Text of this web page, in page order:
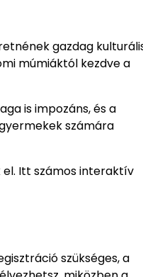
gazdag
múmiáktól kezdve a
is impozáns, és a
számára
el. Itt számos interaktív
szükséges, a